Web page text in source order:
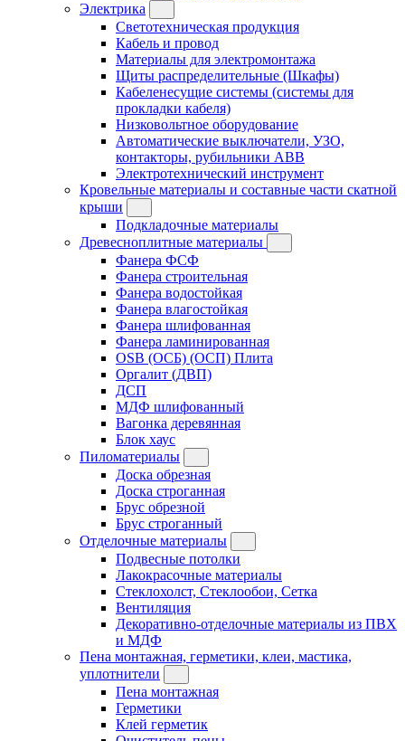
Электрика
Светотехническая продукция
Кабель и провод
Материалы для электромонтажа
Щиты распределительные (Шкафы)
Кабеленесущие системы (системы для
прокладки кабеля)
Низковольтное оборудование
Автоматические выключатели, УЗО,
контакторы, рубильники ABB
Электротехнический инструмент
Кровельные материалы и составные части скатной
крыши
Подкладочные материалы
Древесноплитные материалы
Фанера ФСФ
Фанера строительная
Фанера водостойкая
Фанера влагостойкая
Фанера шлифованная
Фанера ламинированная
OSB (ОСБ) (ОСП) Плита
Оргалит (ДВП)
ДСП
МДФ шлифованный
Вагонка деревянная
Блок хаус
Пиломатериалы
Доска обрезная
Доска строганная
Брус обрезной
Брус строганный
Отделочные материалы
Подвесные потолки
Лакокрасочные материалы
Стеклохолст, Стеклообои, Сетка
Вентиляция
Декоративно-отделочные материалы из ПВХ
и МДФ
Пена монтажная, герметики, клеи, мастика,
уплотнители
Пена монтажная
Герметики
Клей герметик